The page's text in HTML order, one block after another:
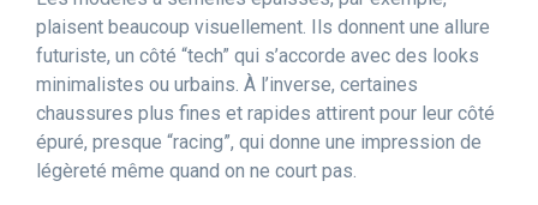
plaisent beaucoup visuellement. Ils donnent une allure
futuriste, un côté “tech” qui s’accorde avec des looks
minimalistes ou urbains. À l’inverse, certaines
chaussures plus fines et rapides attirent pour leur côté
épuré, presque “racing”, qui donne une impression de
légèreté même quand on ne court pas.